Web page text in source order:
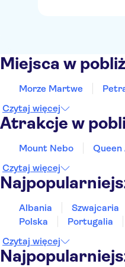
Miejsca w
Morze Martwe
Czytaj więcej
Atrakcje w
Mount Nebo
Czytaj więcej
Albania Szwajcaria
Polska
Portugalia
Czytaj więcej